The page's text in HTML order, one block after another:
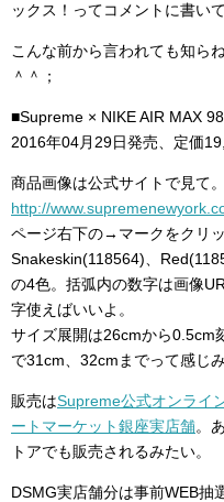
ックス！ってコメントに書い
こんな前から言われても知ら
＾＾；
■Supreme × NIKE AIR MAX 98
2016年04月29日発売、定価
商品画像は公式サイトで見て。
http://
ページ右下の→マークをクリ
Snakeskin(118564)、
の4色。括弧内の数字は画像
字使えばいいよ。
サイズ展開は26cmから0.5cm
で31cm、32cmまでって感じみ
販売はSupreme公式オンライ
ートマーケット銀座実店舗。
トアでも販売されるみたい。
DSMG実店舗分は事前WEB抽